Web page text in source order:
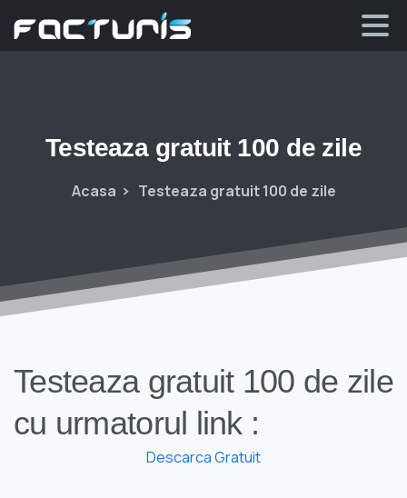
Testeaza gratuit 100 de zile
Acasa Testeaza gratuit 100 de zile
Testeaza gratuit 100 de zile
cu urmatorul link :
Descarca Gratuit